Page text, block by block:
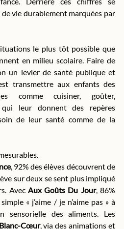
vie durablement marquées par
le plus tôt possible que
en milieu scolaire. Faire de
un levier de santé publique et
transmettre aux enfants des
comme cuisiner, goûter,
qui leur donnent des repères
de leur santé comme de la
, 92% des élèves découvrent de
sur deux se sent plus impliqué
Avec Aux Goûts Du Jour, 86%
« j’aime / je n’aime pas » à
sensorielle des aliments. Les
Cœur, via des animations et